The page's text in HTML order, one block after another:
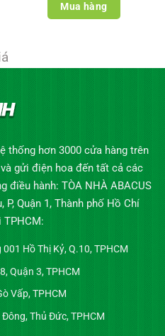
Mua hàng
thống hơn 3000 cửa hàng trên
gửi điện hoa đến tất cả các
điều hành: TÒA NHÀ ABACUS
P, Quận 1, Thành phố Hồ Chí
Hồ Thị Kỷ, Q.10, TPHCM
Quận 3, TPHCM
Vấp, TPHCM
Thủ Đức, TPHCM